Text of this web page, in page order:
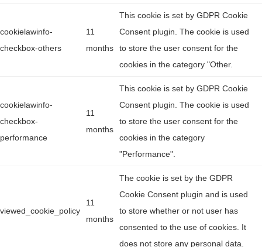
cookielawinfo-
checkbox-others
11
months
This cookie is set by GDPR Cookie
Consent plugin. The cookie is used
to store the user consent for the
cookies in the category "Other.
cookielawinfo-
checkbox-
performance
11
months
This cookie is set by GDPR Cookie
Consent plugin. The cookie is used
to store the user consent for the
cookies in the category
"Performance".
viewed_cookie_policy
11
months
The cookie is set by the GDPR
Cookie Consent plugin and is used
to store whether or not user has
consented to the use of cookies. It
does not store any personal data.